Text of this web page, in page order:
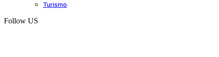
Turismo
Follow US